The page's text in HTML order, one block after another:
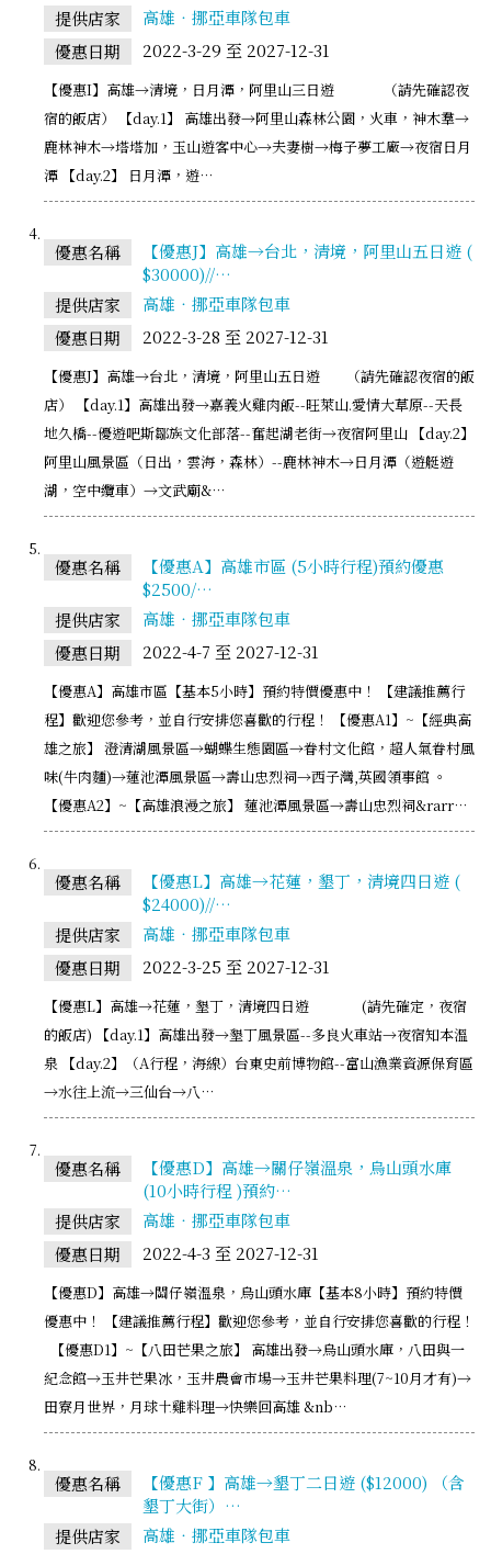
提供店家
高雄‧挪亞車隊包車
優惠日期
2022-3-29 至 2027-12-31
【優惠I】高雄→清境，日月潭，阿里山三日遊 （請先確認夜
宿的飯店） 【day.1】 高雄出發→阿里山森林公園，火車，神木羣→
鹿林神木→塔塔加，玉山遊客中心→夫妻樹→梅子夢工廠→夜宿日月
潭 【day.2】 日月潭，遊…
優惠名稱
【優惠J】高雄→台北，清境，阿里山五日遊 (
$30000)//…
提供店家
高雄‧挪亞車隊包車
優惠日期
2022-3-28 至 2027-12-31
【優惠J】高雄→台北，清境，阿里山五日遊 （請先確認夜宿的飯
店） 【day.1】高雄出發→嘉義火雞肉飯--旺萊山.愛情大草原--天長
地久橋--優遊吧斯鄒族文化部落--奮起湖老街→夜宿阿里山 【day.2】
阿里山風景區（日出，雲海，森林）--鹿林神木→日月潭（遊艇遊
湖，空中纜車）→文武廟&…
優惠名稱
【優惠A】高雄市區 (5小時行程)預約優惠
$2500/…
提供店家
高雄‧挪亞車隊包車
優惠日期
2022-4-7 至 2027-12-31
【優惠A】高雄市區【基本5小時】預約特價優惠中！ 【建議推薦行
程】歡迎您參考，並自行安排您喜歡的行程！ 【優惠A1】~【經典高
雄之旅】 澄清湖風景區→蝴蝶生態園區→眷村文化館，超人氣眷村風
味(牛肉麵)→蓮池潭風景區→壽山忠烈祠→西子灣,英國領事館 。
【優惠A2】~【高雄浪漫之旅】 蓮池潭風景區→壽山忠烈祠&rarr…
優惠名稱
【優惠L】高雄→花蓮，墾丁，清境四日遊 (
$24000)//…
提供店家
高雄‧挪亞車隊包車
優惠日期
2022-3-25 至 2027-12-31
【優惠L】高雄→花蓮，墾丁，清境四日遊 (請先確定，夜宿
的飯店) 【day.1】高雄出發→墾丁風景區--多良火車站→夜宿知本溫
泉 【day.2】（A行程，海線）台東史前博物館--富山漁業資源保育區
→水往上流→三仙台→八…
優惠名稱
【優惠D】高雄→關仔嶺溫泉，烏山頭水庫
(10小時行程 )預約…
提供店家
高雄‧挪亞車隊包車
優惠日期
2022-4-3 至 2027-12-31
【優惠D】高雄→關仔嶺溫泉，烏山頭水庫【基本8小時】預約特價
優惠中！ 【建議推薦行程】歡迎您參考，並自行安排您喜歡的行程！
【優惠D1】~【八田芒果之旅】 高雄出發→烏山頭水庫，八田與一
紀念館→玉井芒果冰，玉井農會市場→玉井芒果料理(7~10月才有)→
田寮月世界，月球土雞料理→快樂回高雄 &nb…
優惠名稱
【優惠F 】高雄→墾丁二日遊 ($12000) （含
墾丁大街）…
提供店家
高雄‧挪亞車隊包車